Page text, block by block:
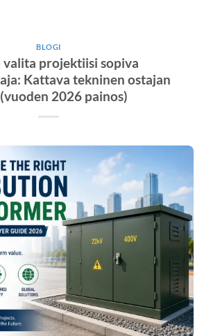
BLOGI
valita projektiisi sopiva
Kattava tekninen ostajan
2026 painos)